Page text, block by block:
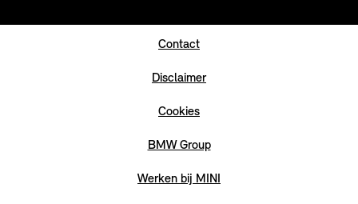
Contact
Disclaimer
Cookies
BMW Group
Werken bij MINI